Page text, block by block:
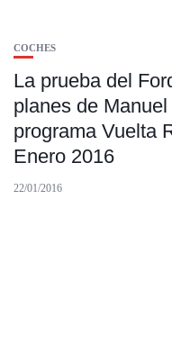
COCHES
La prueba del
planes de
programa Vuelta
Enero 2016
22/01/2016